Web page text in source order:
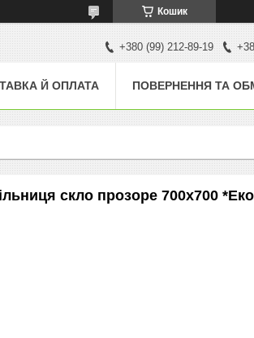
Кошик
+380 (99) 212-89-19
Й ОПЛАТА ПОВЕРНЕННЯ ТА
скло прозоре 700х700